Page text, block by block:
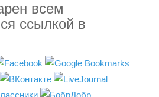
всем
ссылкой в